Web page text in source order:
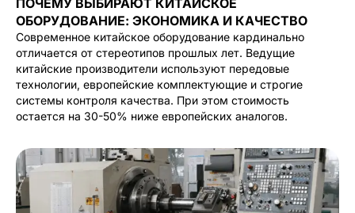
ПОЧЕМУ ВЫБИРАЮТ КИТАЙСКОЕ
ОБОРУДОВАНИЕ: ЭКОНОМИКА И КАЧЕСТВО
Современное китайское оборудование кардинально
отличается от стереотипов прошлых лет. Ведущие
китайские производители используют передовые
технологии, европейские комплектующие и строгие
системы контроля качества. При этом стоимость
остается на 30-50% ниже европейских аналогов.